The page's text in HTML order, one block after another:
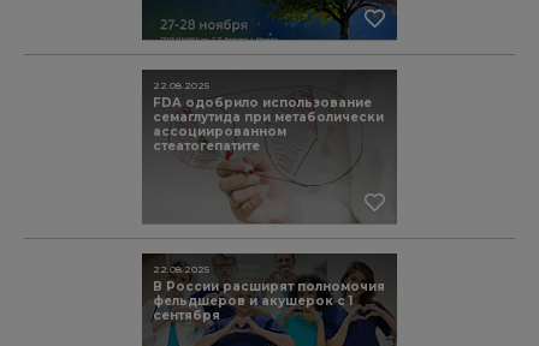
FDA одобрило использование
семаглутида при метаболически
ассоциированном
стеатогепатите
22.08.2025
В России расширят полномочия
фельдшеров и акушерок с 1
сентября
22.08.2025